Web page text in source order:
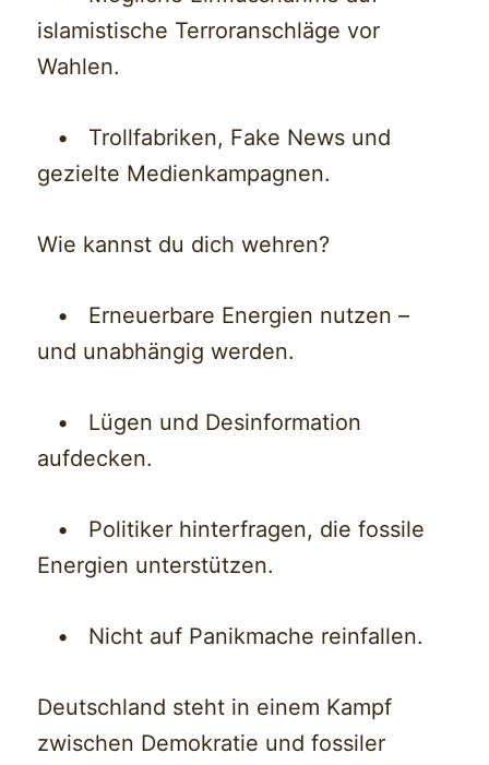
islamistische Terroranschläge vor
Wahlen.
• Trollfabriken, Fake News und
gezielte Medienkampagnen.
Wie kannst du dich wehren?
• Erneuerbare Energien nutzen –
und unabhängig werden.
• Lügen und Desinformation
aufdecken.
• Politiker hinterfragen, die fossile
Energien unterstützen.
• Nicht auf Panikmache reinfallen.
Deutschland steht in einem Kampf
zwischen Demokratie und fossiler